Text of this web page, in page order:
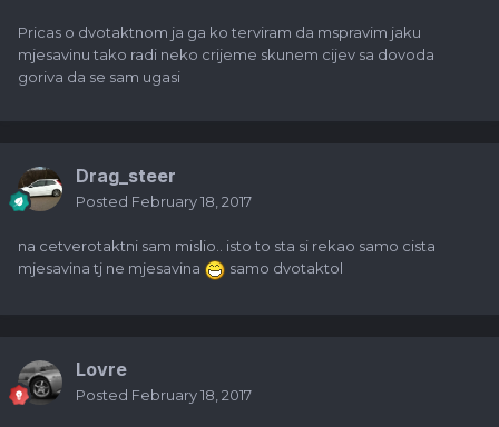
Pricas o dvotaktnom ja ga ko terviram da mspravim jaku
mjesavinu tako radi neko crijeme skunem cijev sa dovoda
goriva da se sam ugasi
Drag_steer
Posted February 18, 2017
na cetverotaktni sam mislio.. isto to sta si rekao samo cista
mjesavina tj ne mjesavina
samo dvotaktol
Lovre
Posted February 18, 2017